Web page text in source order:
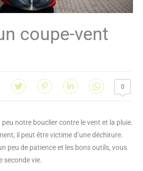
coupe-vent
0
peu notre bouclier contre le vent et la pluie.
il peut être victime d’une déchirure.
peu de patience et les bons outils, vous
seconde vie.